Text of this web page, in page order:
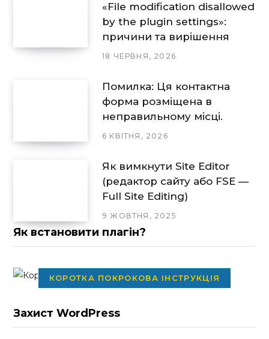
«File modification disallowed
by the plugin settings»:
причини та вирішення
18 ЧЕРВНЯ, 2026
Помилка: Ця контактна
форма розміщена в
неправильному місці.
6 КВІТНЯ, 2026
Як вимкнути Site Editor
(редактор сайту або FSE —
Full Site Editing)
9 ЖОВТНЯ, 2025
Як встановити плагін?
КОРОТКА ПОКРОКОВА ІНСТРУКЦІЯ
Захист WordPress